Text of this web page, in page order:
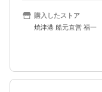
購入したストア
焼津港 船元直営 福一